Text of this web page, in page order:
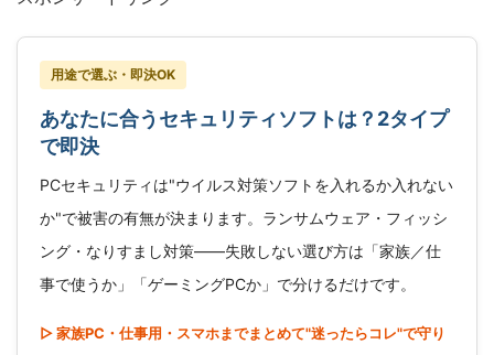
用途で選ぶ・即決OK
あなたに合うセキュリティソフトは？2タイプ
で即決
PCセキュリティは"ウイルス対策ソフトを入れるか入れない
か"で被害の有無が決まります。ランサムウェア・フィッシ
ング・なりすまし対策――失敗しない選び方は「家族／仕
事で使うか」「ゲーミングPCか」で分けるだけです。
▷ 家族PC・仕事用・スマホまでまとめて"迷ったらコレ"で守り